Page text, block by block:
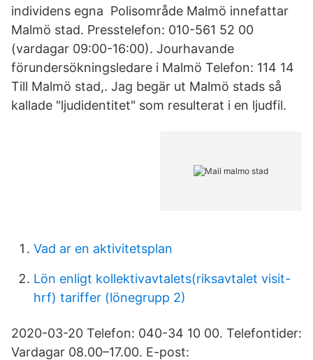
individens egna Polisområde Malmö innefattar
Malmö stad. Presstelefon: 010-561 52 00
(vardagar 09:00-16:00). Jourhavande
förundersökningsledare i Malmö Telefon: 114 14
Till Malmö stad,. Jag begär ut Malmö stads så
kallade "ljudidentitet" som resulterat i en ljudfil.
Vad ar en aktivitetsplan
Lön enligt kollektivavtalets(riksavtalet visit-
hrf) tariffer (lönegrupp 2)
2020-03-20 Telefon: 040-34 10 00. Telefontider:
Vardagar 08.00–17.00. E-post: